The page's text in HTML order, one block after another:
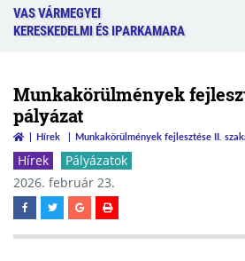
VAS VÁRMEGYEI
KERESKEDELMI ÉS IPARKAMARA
Munkakörülmények
pályázat
Hírek Munkakörülmények fejlesztése II.
Hírek
Pályázatok
2026. február 23.